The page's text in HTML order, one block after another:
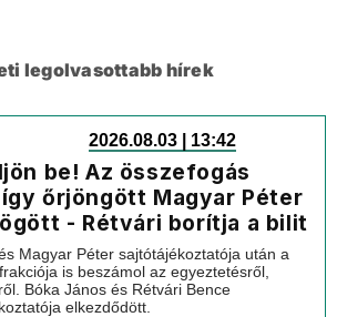
legolvasottabb hírek
2026.08.03 | 13:42
be! Az összefogás
őrjöngött Magyar Péter
- Rétvári borítja a bilit
Magyar Péter sajtótájékoztatója után a
is beszámol az egyeztetésről,
Bóka János és Rétvári Bence
elkezdődött.